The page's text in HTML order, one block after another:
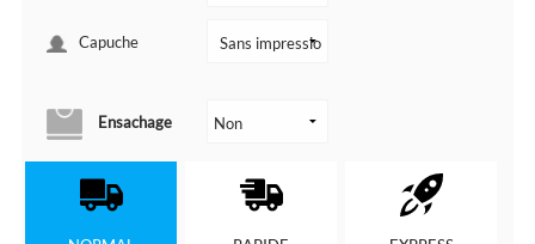
Capuche
Ensachage